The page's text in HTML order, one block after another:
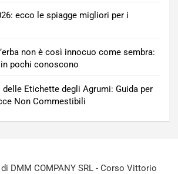
ecco le spiagge migliori per i
non è così innocuo come sembra:
pochi conoscono
Etichette degli Agrumi: Guida per
Non Commestibili
DMM COMPANY SRL - Corso Vittorio